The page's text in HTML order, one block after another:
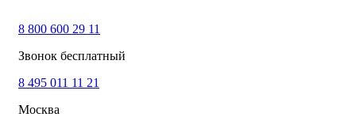
8 800 600 29 11
Звонок бесплатный
8 495 011 11 21
Москва